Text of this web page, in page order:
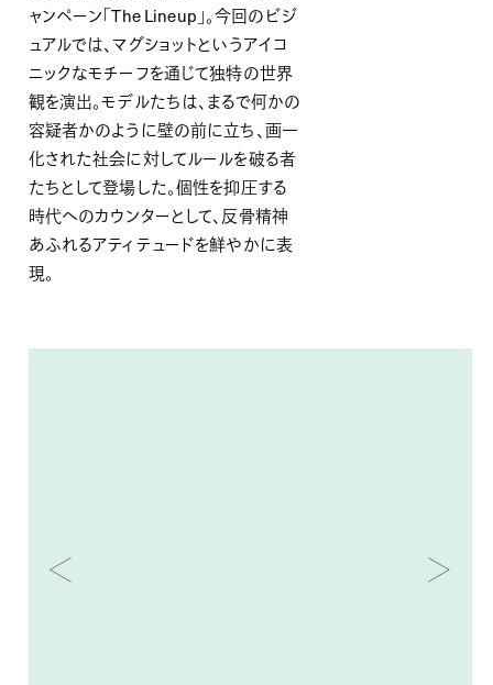
ャンペーン「The Lineup」。今回のビジ
ュアルでは、マグショットというアイコ
ニックなモチーフを通じて独特の世界
観を演出。モデルたちは、まるで何かの
容疑者かのように壁の前に立ち、画一
化された社会に対してルールを破る者
たちとして登場した。個性を抑圧する
時代へのカウンターとして、反骨精神
あふれるアティテュードを鮮やかに表
現。